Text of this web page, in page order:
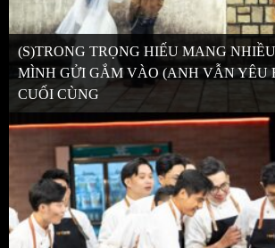
(S)TRONG TRỌNG HIẾU MANG
MÌNH GỬI GẮM VÀO (ANH VẪN YÊU
CUỐI CÙNG